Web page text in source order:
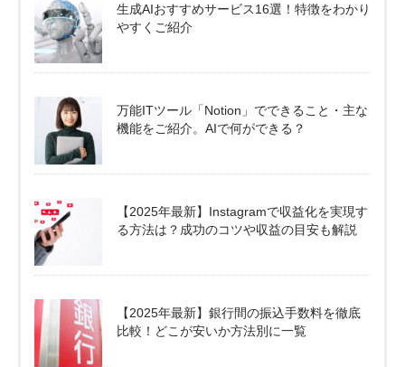
生成AIおすすめサービス16選！特徴をわかり
やすくご紹介
万能ITツール「Notion」でできること・主な
機能をご紹介。AIで何ができる？
【2025年最新】Instagramで収益化を実現す
る方法は？成功のコツや収益の目安も解説
【2025年最新】銀行間の振込手数料を徹底
比較！どこが安いか方法別に一覧